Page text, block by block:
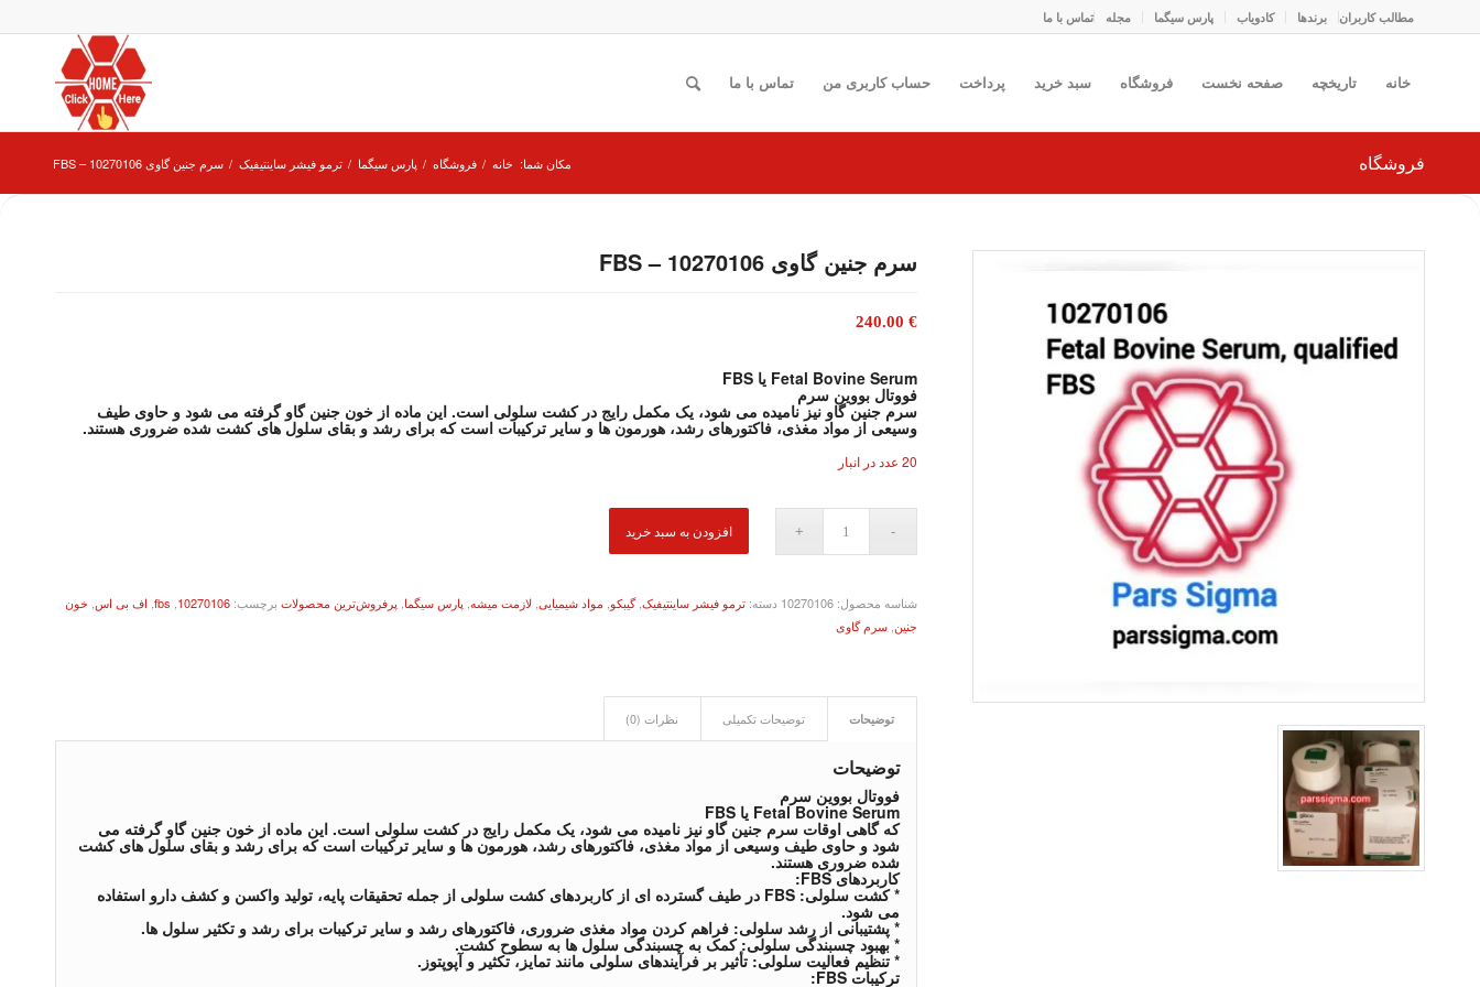
مطالب کاربران برندها کادو‌یاب پارس سیگما مجله تماس با ما
خانه تاریخچه صفحه نخست فروشگاه سبد خرید پرداخت حساب کاربری من تماس با ما
فروشگاه مکان شما: خانه / فروشگاه / پارس سیگما / ترمو فیشر ساینتیفیک / سرم جنین گاوی 10270106 – FBS
سرم جنین گاوی 10270106 – FBS
240.00€
Fetal Bovine Serum یا FBS
فووتال بووین سرم
سرم جنین گاو نیز نامیده می شود، یک مکمل رایج در کشت سلولی است. این ماده از خون جنین گاو گرفته می شود و حاوی طیف
وسیعی از مواد مغذی، فاکتورهای رشد، هورمون ها و سایر ترکیبات است که برای رشد و بقای سلول های کشت شده ضروری هستند.
20 عدد در انبار
افزودن به سبد خرید
شناسه محصول: 10270106 دسته: ترمو فیشر ساینتیفیک,گیبکو مواد شیمیایی, لازمت میشه, پارس سیگما پرفروش‌ترین محصولات برچسب: 10270106
fbs
, اف بی اس خون
جنین سرم گاوی
توضیحات توضیحات تکمیلی نظرات (0)
توضیحات
فووتال بووین سرم
Fetal Bovine Serum یا FBS
که گاهی اوقات سرم جنین گاو نیز نامیده می شود، یک مکمل رایج در کشت سلولی است. این ماده از خون جنین گاو گرفته می
شود و حاوی طیف وسیعی از مواد مغذی، فاکتورهای رشد، هورمون ها و سایر ترکیبات است که برای رشد و بقای سلول های کشت
شده ضروری هستند.
کاربردهای FBS:
* کشت سلولی: FBS در طیف گسترده ای از کاربردهای کشت سلولی از جمله تحقیقات پایه، تولید واکسن و کشف دارو استفاده
می شود.
* پشتیبانی از رشد سلولی: فراهم کردن مواد مغذی ضروری، فاکتورهای رشد و سایر ترکیبات برای رشد و تکثیر سلول ها.
* بهبود چسبندگی سلولی: کمک به چسبندگی سلول ها به سطوح کشت.
* تنظیم فعالیت سلولی: تأثیر بر فرآیندهای سلولی مانند تمایز، تکثیر و آپوپتوز.
ترکیبات FBS: